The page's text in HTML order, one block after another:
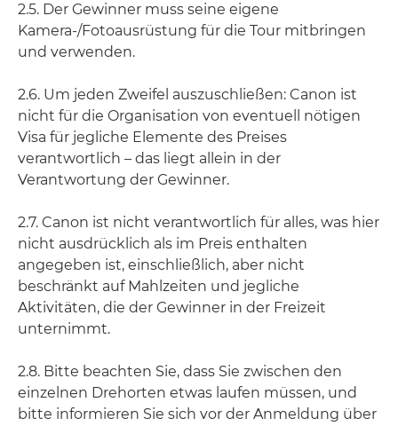
2.5. Der Gewinner muss seine eigene
Kamera-/Fotoausrüstung für die Tour mitbringen
und verwenden.
2.6. Um jeden Zweifel auszuschließen: Canon ist
nicht für die Organisation von eventuell nötigen
Visa für jegliche Elemente des Preises
verantwortlich – das liegt allein in der
Verantwortung der Gewinner.
2.7. Canon ist nicht verantwortlich für alles, was hier
nicht ausdrücklich als im Preis enthalten
angegeben ist, einschließlich, aber nicht
beschränkt auf Mahlzeiten und jegliche
Aktivitäten, die der Gewinner in der Freizeit
unternimmt.
2.8. Bitte beachten Sie, dass Sie zwischen den
einzelnen Drehorten etwas laufen müssen, und
bitte informieren Sie sich vor der Anmeldung über